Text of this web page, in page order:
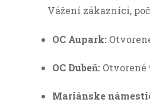
Vážení zákazníci,
OC Aupark:
OC Dubeň: Otvorené
Mariánske